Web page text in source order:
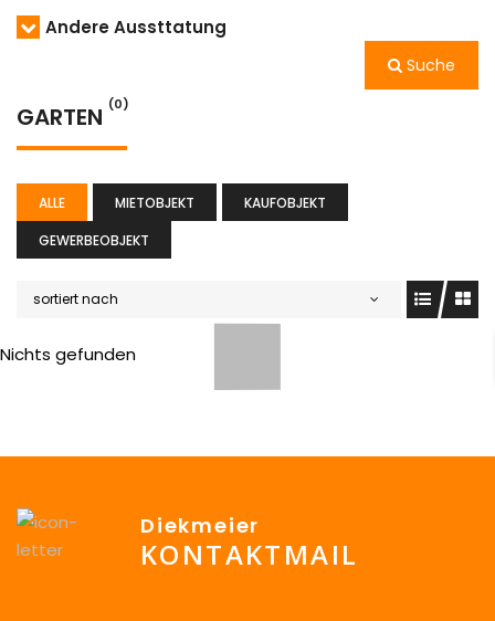
Andere Aussttatung
Suche
GARTEN (0)
ALLE MIETOBJEKT
KAUFOBJEKT
GEWERBEOBJEKT
sortiert nach
Nichts gefunden
Diekmeier
KONTAKTMAIL